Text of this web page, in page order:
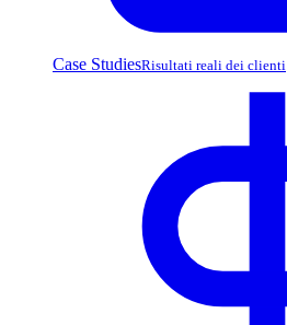
Case StudiesRisultati reali dei clienti